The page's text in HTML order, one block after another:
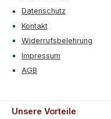
Datenschutz
Kontakt
Widerrufsbelehrung
Impressum
AGB
Unsere Vorteile